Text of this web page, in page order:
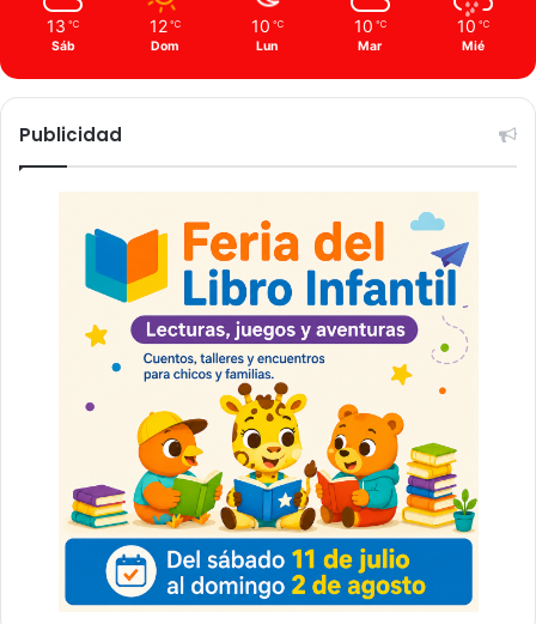
13 ℃
Sáb
12 ℃
Dom
10 ℃
Lun
10 ℃
Mar
10 ℃
Mié
Publicidad